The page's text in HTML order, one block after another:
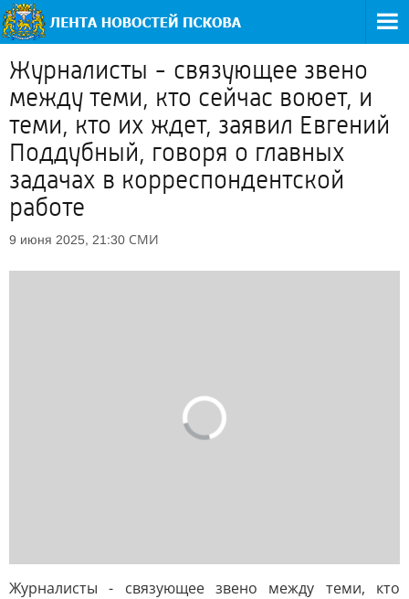
Журналисты - связующее звено
между теми, кто сейчас воюет, и
теми, кто их ждет, заявил Евгений
Поддубный, говоря о главных
задачах в корреспондентской
работе
9 июня 2025, 21:30 СМИ
Журналисты - связующее звено между теми, кто